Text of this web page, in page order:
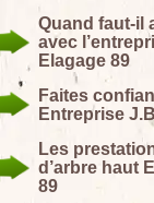
Quand faut-il
avec
Elagage 89
Faites
Entreprise
Les
d’arbre haut
89